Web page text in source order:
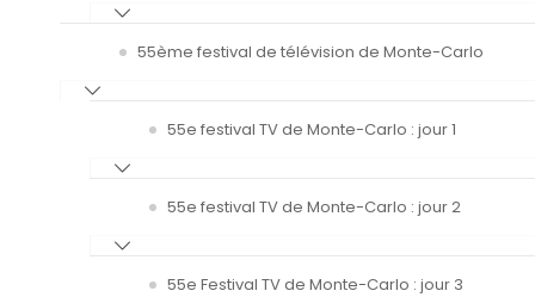
55ème festival de télévision de Monte-Carlo
55e festival TV de Monte-Carlo : jour 1
55e festival TV de Monte-Carlo : jour 2
55e Festival TV de Monte-Carlo : jour 3